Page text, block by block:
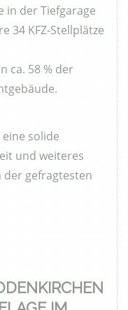
in der Tiefgarage
34 KFZ-Stellplätze
ca. 58 % der
solide
und weiteres
der gefragtesten